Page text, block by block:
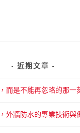
近期文章
而是不能再忽略的那一
外牆防水的專業技術與